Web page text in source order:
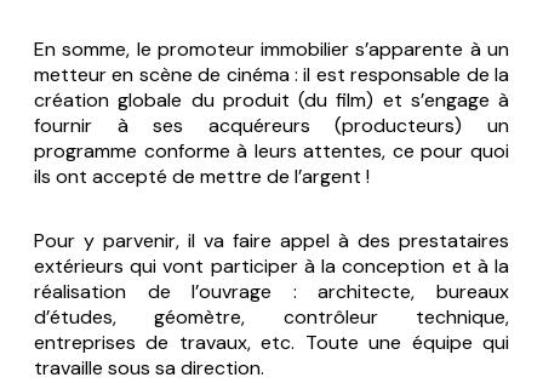
En somme, le promoteur immobilier s’apparente à un
metteur en scène de cinéma : il est responsable de la
création globale du produit (du film) et s’engage à
fournir à ses acquéreurs (producteurs) un
programme conforme à leurs attentes, ce pour quoi
ils ont accepté de mettre de l’argent !
Pour y parvenir, il va faire appel à des prestataires
extérieurs qui vont participer à la conception et à la
réalisation de l’ouvrage : architecte, bureaux
d’études, géomètre, contrôleur technique,
entreprises de travaux, etc. Toute une équipe qui
travaille sous sa direction.